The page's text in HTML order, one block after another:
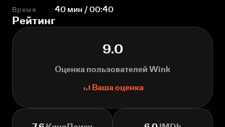
Время 40 мин / 00:40
Рейтинг
9.0
Оценка пользователей Wink
Ваша оценка